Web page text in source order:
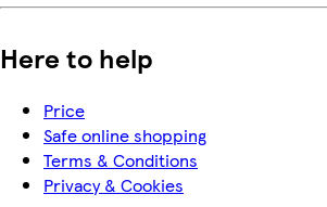
Here to help
Price
Safe online shopping
Terms & Conditions
Privacy & Cookies